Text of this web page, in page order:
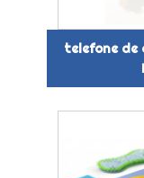
telefone